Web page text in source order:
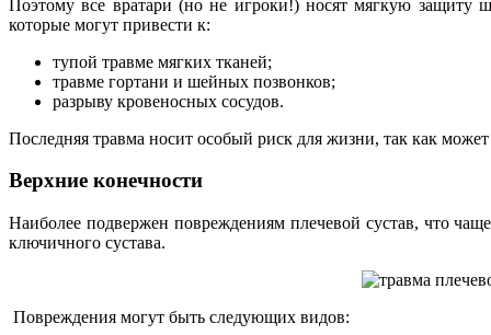
Поэтому все вратари (но не игроки!) носят мягкую
которые могут привести к:
тупой травме мягких тканей;
травме гортани и шейных позвонков;
разрыву кровеносных сосудов.
Последняя травма носит особый риск для жизни, так как
Верхние конечности
Наиболее подвержен повреждениям плечевой сустав, что
ключичного сустава.
Повреждения могут быть следующих видов: